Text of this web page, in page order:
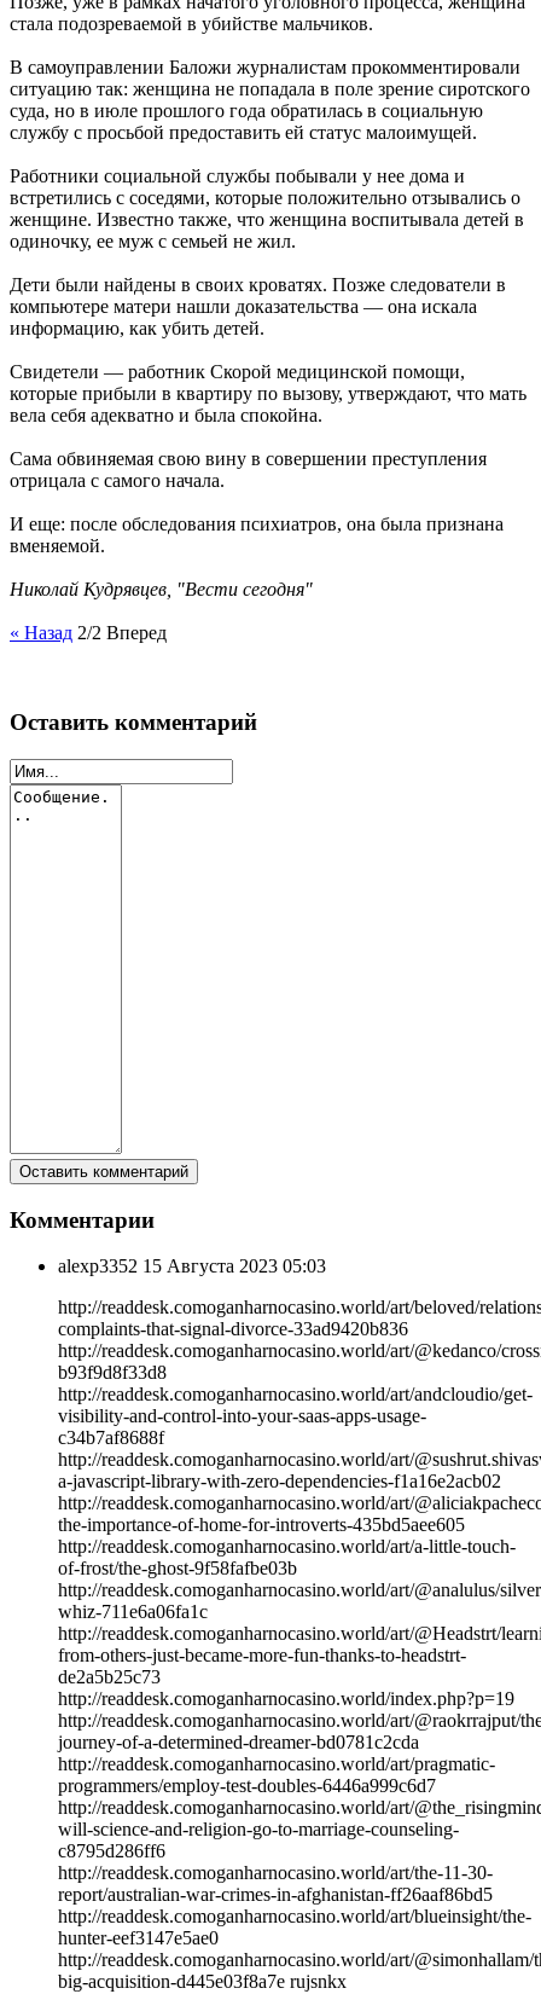
стала подозреваемой в убийстве мальчиков.
В самоуправлении Баложи журналистам прокомментировали
ситуацию так: женщина не попадала в поле зрение сиротского
суда, но в июле прошлого года обратилась в социальную
службу с просьбой предоставить ей статус малоимущей.
Работники социальной службы побывали у нее дома и
встретились с соседями, которые положительно отзывались о
женщине. Известно также, что женщина воспитывала детей в
одиночку, ее муж с семьей не жил.
Дети были найдены в своих кроватях. Позже следователи в
компьютере матери нашли доказательства — она искала
информацию, как убить детей.
Свидетели — работник Скорой медицинской помощи,
которые прибыли в квартиру по вызову, утверждают, что мать
вела себя адекватно и была спокойна.
Сама обвиняемая свою вину в совершении преступления
отрицала с самого начала.
И еще: после обследования психиатров, она была признана
вменяемой.
Николай Кудрявцев, "Вести сегодня"
« Назад 2/2 Вперед
Оставить комментарий
Комментарии
alexp3352 15 Августа 2023 05:03
http://readdesk.comoganharnocasino.world/art/beloved/
complaints-that-signal-divorce-33ad9420b836
http://readdesk.comoganharnocasino.world/art/@kedanco/
b93f9d8f33d8
http://readdesk.comoganharnocasino.world/art/andcloudio/get-
visibility-and-control-into-your-saas-apps-usage-
c34b7af8688f
http://readdesk.comoganharnocasino.world/art/
a-javascript-library-with-zero-dependencies-f1a16e2acb02
http://readdesk.comoganharnocasino.world/art/
the-importance-of-home-for-introverts-435bd5aee605
http://readdesk.comoganharnocasino.world/art/a-little-touch-
of-frost/the-ghost-9f58fafbe03b
http://readdesk.comoganharnocasino.world/art/@analulus/
whiz-711e6a06fa1c
http://readdesk.comoganharnocasino.world/art/@Headstrt/
from-others-just-became-more-fun-thanks-to-headstrt-
de2a5b25c73
http://readdesk.comoganharnocasino.world/index.php?p=19
http://readdesk.comoganharnocasino.world/art/@raokrrajput/
journey-of-a-determined-dreamer-bd0781c2cda
http://readdesk.comoganharnocasino.world/art/pragmatic-
programmers/employ-test-doubles-6446a999c6d7
http://readdesk.comoganharnocasino.world/art/
will-science-and-religion-go-to-marriage-counseling-
c8795d286ff6
http://readdesk.comoganharnocasino.world/art/the-11-30-
report/australian-war-crimes-in-afghanistan-ff26aaf86bd5
http://readdesk.comoganharnocasino.world/art/blueinsight/the-
hunter-eef3147e5ae0
http://readdesk.comoganharnocasino.world/art/@simonhallam/
big-acquisition-d445e03f8a7e rujsnkx